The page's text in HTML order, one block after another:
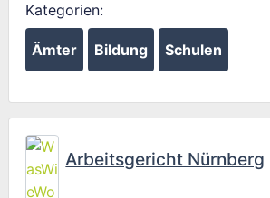
Kategorien:
Ämter Bildung Schulen
Arbeitsgericht Nürnberg